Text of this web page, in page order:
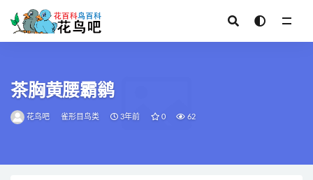
茶胸黄腰霸鹟
花鸟吧 雀形目鸟类 3年前 0 62